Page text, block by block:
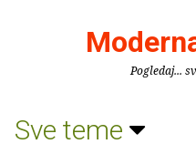
Pogledaj...
Sve teme